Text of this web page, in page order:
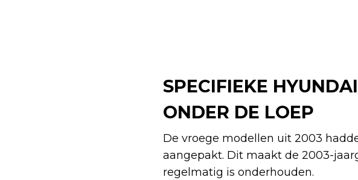
SPECIFIEKE
ONDER DE LOEP
De vroege modellen uit 2003
aangepakt. Dit maakt de 2003-
regelmatig is onderhouden.